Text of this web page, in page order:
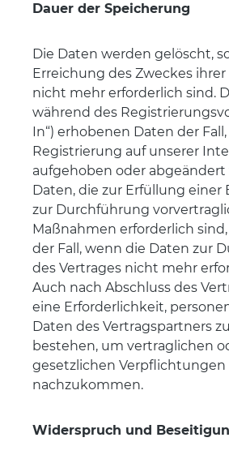
Dauer der Speicherung
Die Daten werden gelöscht,
Erreichung des Zweckes
nicht mehr erforderlich sind.
während des
In“) erhobenen Daten der
Registrierung auf unserer
aufgehoben oder abgeändert
Daten, die zur Erfüllung einer
zur Durchführung
Maßnahmen erforderlich
der Fall, wenn die Daten zur
des Vertrages nicht mehr
Auch nach Abschluss des
eine Erforderlichkeit,
Daten des Vertragspartners
bestehen, um vertraglichen
gesetzlichen Verpflichtungen
nachzukommen.
Widerspruch und